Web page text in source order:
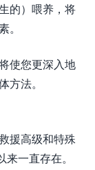
的）喂养，将
使您更深入地
法。
援高级和特殊
一直存在。